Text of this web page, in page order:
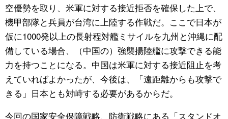
空優勢を取り、米軍に対する接近拒否を確保した上で、
機甲部隊と兵員が台湾に上陸する作戦だ。ここで日本が
仮に1000発以上の長射程対艦ミサイルを九州と沖縄に配
備している場合、（中国の）強襲揚陸艦に攻撃できる能
力を持つことになる。中国は米軍に対する接近阻止を考
えていればよかったが、今後は、「遠距離からも攻撃で
きる」日本とも対峙する必要があるからだ。
今回の国家安全保障戦略、防衛戦略にある「スタンドオ